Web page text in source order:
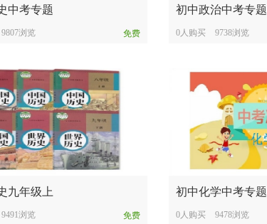
中考专题
免费
9807浏览
初中政治中考专题
0人购买 9738浏览
九年级上
免费
9491浏览
初中化学中考专题
0人购买 9478浏览